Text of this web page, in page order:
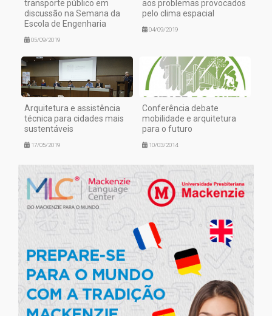
transporte público em
discussão na Semana da
Escola de Engenharia
05/09/2019
aos problemas provocados
pelo clima espacial
04/09/2019
Arquitetura e assistência
técnica para cidades mais
sustentáveis
17/05/2019
Conferência debate
mobilidade e arquitetura
para o futuro
10/03/2014